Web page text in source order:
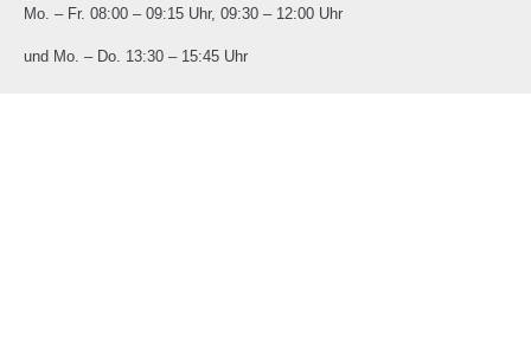
Mo. – Fr. 08:00 – 09:15 Uhr, 09:30 – 12:00 Uhr
und Mo. – Do. 13:30 – 15:45 Uhr